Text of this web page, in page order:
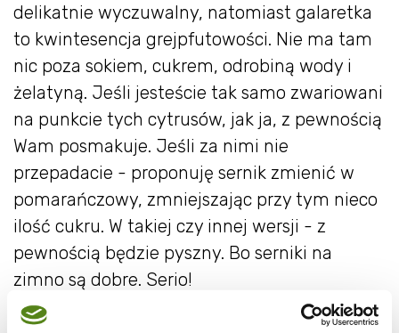
delikatnie wyczuwalny, natomiast galaretka
to kwintesencja grejpfutowości. Nie ma tam
nic poza sokiem, cukrem, odrobiną wody i
żelatyną. Jeśli jesteście tak samo zwariowani
na punkcie tych cytrusów, jak ja, z pewnością
Wam posmakuje. Jeśli za nimi nie
przepadacie - proponuję sernik zmienić w
pomarańczowy, zmniejszając przy tym nieco
ilość cukru. W takiej czy innej wersji - z
pewnością będzie pyszny. Bo serniki na
zimno są dobre. Serio!
Grejpfrutowy sernik na zimno